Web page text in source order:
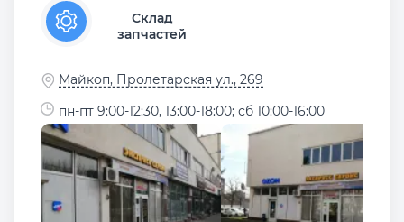
Склад
запчастей
Майкоп, Пролетарская ул., 269
пн-пт 9:00-12:30, 13:00-18:00; сб 10:00-16:00